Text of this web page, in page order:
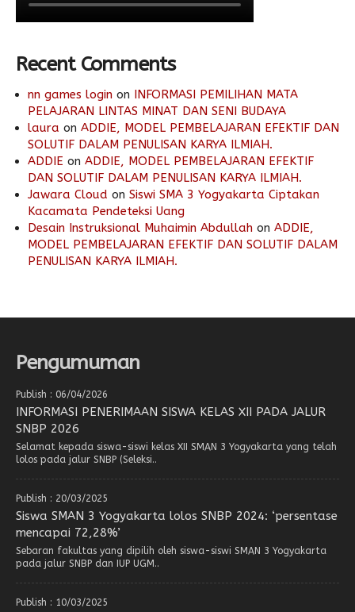
Recent Comments
nn games login on INFORMASI PEMILIHAN MATA
PELAJARAN LINTAS MINAT DAN SENI BUDAYA
laura on ADDIE, MODEL PEMBELAJARAN EFEKTIF DAN
SOLUTIF DALAM PENULISAN KARYA ILMIAH.
ADDIE on ADDIE, MODEL PEMBELAJARAN EFEKTIF
DAN SOLUTIF DALAM PENULISAN KARYA ILMIAH.
Jawara Cloud on Siswi SMA 3 Yogyakarta Ciptakan
Kacamata Pendeteksi Uang
Desain Instruksional Muhaimin Abdullah on ADDIE,
MODEL PEMBELAJARAN EFEKTIF DAN SOLUTIF DALAM
PENULISAN KARYA ILMIAH.
Pengumuman
Publish : 06/04/2026
INFORMASI PENERIMAAN SISWA KELAS XII PADA JALUR
SNBP 2026
Selamat kepada siswa-siswi kelas XII SMAN 3 Yogyakarta yang telah
lolos pada jalur SNBP (Seleksi..
Publish : 20/03/2025
Siswa SMAN 3 Yogyakarta lolos SNBP 2024: ‘persentase
mencapai 72,28%’
Sebaran fakultas yang dipilih oleh siswa-siswi SMAN 3 Yogyakarta
pada jalur SNBP dan IUP UGM..
Publish : 10/03/2025